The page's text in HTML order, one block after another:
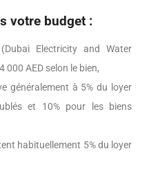
votre budget :
Electricity and Water
AED selon le bien,
généralement à 5% du loyer
et 10% pour les biens
habituellement 5% du loyer